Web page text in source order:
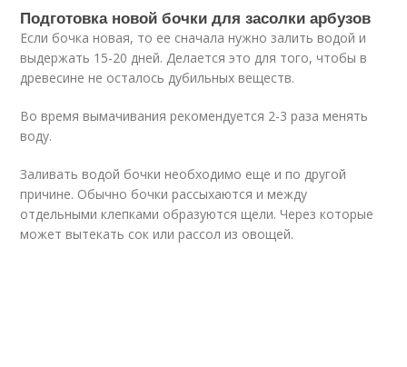
Подготовка новой бочки для засолки арбузов
Если бочка новая, то ее сначала нужно залить водой и
выдержать 15-20 дней. Делается это для того, чтобы в
древесине не осталось дубильных веществ.
Во время вымачивания рекомендуется 2-3 раза менять
воду.
Заливать водой бочки необходимо еще и по другой
причине. Обычно бочки рассыхаются и между
отдельными клепками образуются щели. Через которые
может вытекать сок или рассол из овощей.